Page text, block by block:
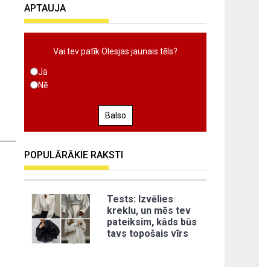
APTAUJA
Vai tev patīk Olesjas jaunais tēls?
Jā
Nē
Balso
POPULĀRĀKIE RAKSTI
Tests: Izvēlies
kreklu, un mēs tev
pateiksim, kāds būs
tavs topošais vīrs